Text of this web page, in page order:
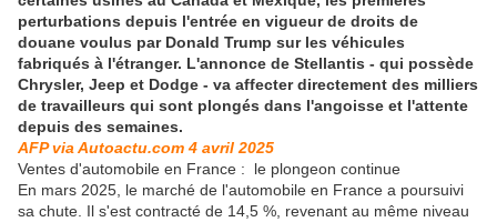
perturbations depuis l'entrée en vigueur de droits de
douane voulus par Donald Trump sur les véhicules
fabriqués à l'étranger. L'annonce de Stellantis - qui possède
Chrysler, Jeep et Dodge - va affecter directement des milliers
de travailleurs qui sont plongés dans l'angoisse et l'attente
depuis des semaines.
AFP via Autoactu.com 4 avril 2025
Ventes d'automobile en France : le plongeon continue
En mars 2025, le marché de l'automobile en France a poursuivi
sa chute. Il s'est contracté de 14,5 %, revenant au même niveau